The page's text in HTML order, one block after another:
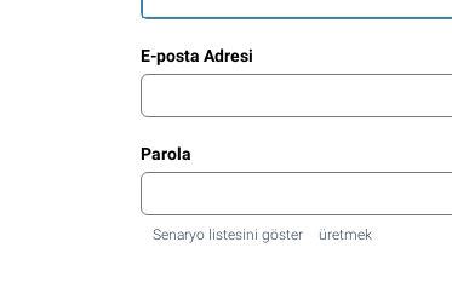
E-posta Adresi
Parola
Senaryo listesini göster üretmek